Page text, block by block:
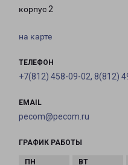
корпус 2
на карте
ТЕЛЕФОН
+7(812) 458-09-02, 8(812)
EMAIL
pecom@pecom.ru
ГРАФИК РАБОТЫ